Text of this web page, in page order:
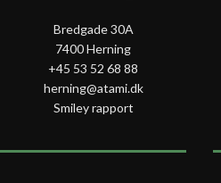
Bredgade 30A
7400 Herning
+45 53 52 68 88
herning@atami.dk
Smiley rapport